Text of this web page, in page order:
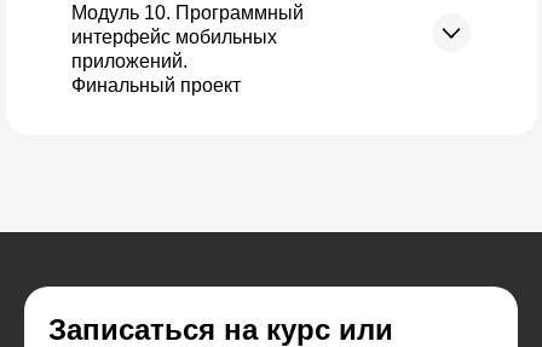
Модуль 10. Программный
интерфейс мобильных
приложений.
Финальный проект
Записаться на курс или